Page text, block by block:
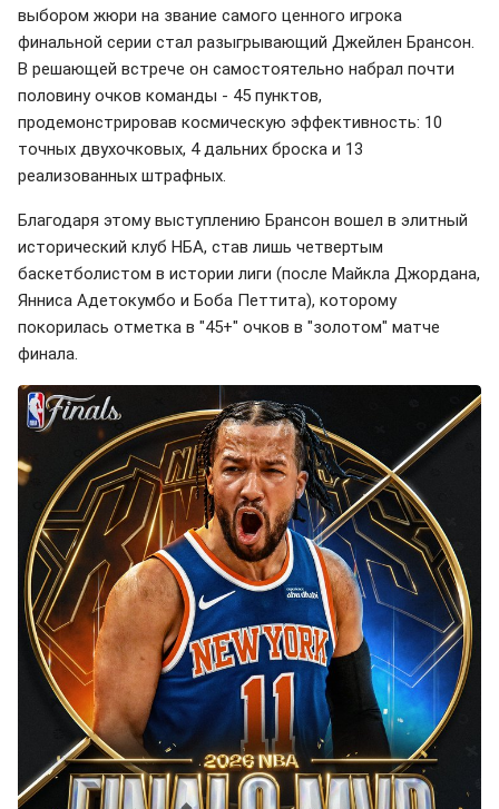
выбором жюри на звание самого ценного игрока
финальной серии стал разыгрывающий Джейлен Брансон.
В решающей встрече он самостоятельно набрал почти
половину очков команды - 45 пунктов,
продемонстрировав космическую эффективность: 10
точных двухочковых, 4 дальних броска и 13
реализованных штрафных.
Благодаря этому выступлению Брансон вошел в элитный
исторический клуб НБА, став лишь четвертым
баскетболистом в истории лиги (после Майкла Джордана,
Янниса Адетокумбо и Боба Петтита), которому
покорилась отметка в "45+" очков в "золотом" матче
финала.